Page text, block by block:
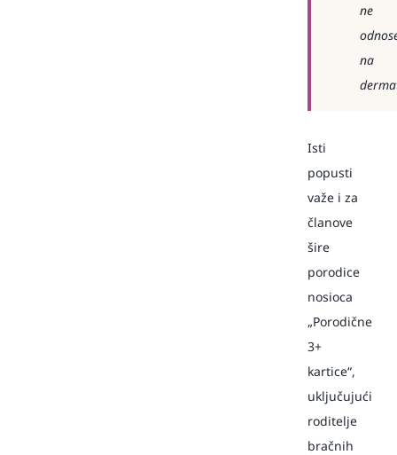
ne
na
Isti
popusti
važe i za
članove
šire
porodice
nosioca
„Porodične
3+
kartice“,
uključujući
roditelje
bračnih